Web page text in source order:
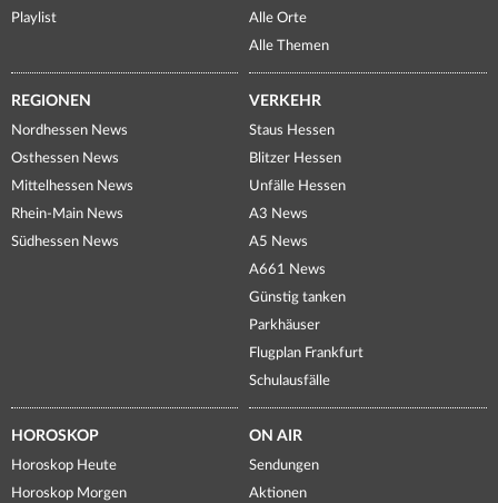
Playlist
Alle Orte
Alle Themen
REGIONEN
Nordhessen News
Osthessen News
Mittelhessen News
Rhein-Main News
Südhessen News
VERKEHR
Staus Hessen
Blitzer Hessen
Unfälle Hessen
A3 News
A5 News
A661 News
Günstig tanken
Parkhäuser
Flugplan Frankfurt
Schulausfälle
HOROSKOP
Horoskop Heute
Horoskop Morgen
ON AIR
Sendungen
Aktionen